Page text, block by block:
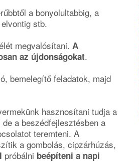
a bonyolultabbig, a
stb.
megvalósítani. A
az újdonságokat.
bemelegítő feladatok, majd
hasznosítani tudja a
a beszédfejlesztésben a
teremteni. A
a gombolás, cipzárhúzás,
próbálni beépíteni a napi